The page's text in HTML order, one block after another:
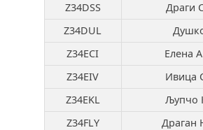
Z34DSS
Драги
Z34DUL
Z34ECI
Елена
Z34EIV
Ивица
Z34EKL
Љупчо
Z34FLY
Драган